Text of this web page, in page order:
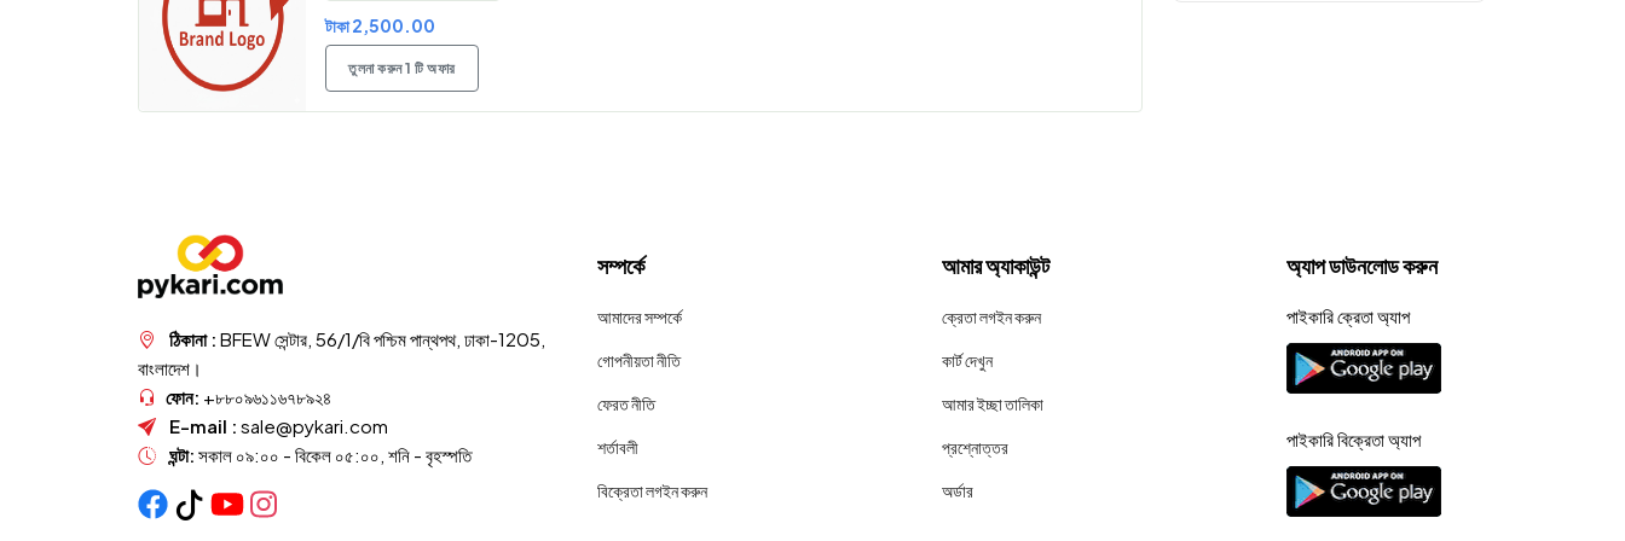
টাকা 2,500.00
তুলনা করুন 1 টি অফার
ঠিকানা : BFEW সেন্টার, 56/1/বি পশ্চিম পান্থপথ, ঢাকা-1205,
বাংলাদেশ।
ফোন: +৮৮০৯৬১১৬৭৮৯২৪
E-mail : sale@pykari.com
ঘন্টা: সকাল ০৯:০০ - বিকেল ০৫:০০, শনি - বৃহস্পতি
সম্পর্কে
আমাদের সম্পর্কে
গোপনীয়তা নীতি
ফেরত নীতি
শর্তাবলী
বিক্রেতা লগইন করুন
আমার অ্যাকাউন্ট
ক্রেতা লগইন করুন
কার্ট দেখুন
আমার ইচ্ছা তালিকা
প্রশ্নোত্তর
অর্ডার
অ্যাপ ডাউনলোড করুন
পাইকারি ক্রেতা অ্যাপ
পাইকারি বিক্রেতা অ্যাপ